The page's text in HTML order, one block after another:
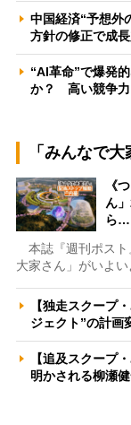
中国経済“予想
方針の修正で成
“AI革命”で爆発
か？ 高い競争
「みんなで
《
ん
ら…
本誌『週刊ポスト
大家さん」がいよ
【独走スクープ
ジェクト”の計
【追及スクープ
明かされる柳瀬